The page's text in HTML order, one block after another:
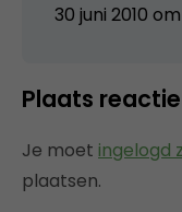
30 juni 2010 om
Plaats reactie
Je moet ingelogd
plaatsen.